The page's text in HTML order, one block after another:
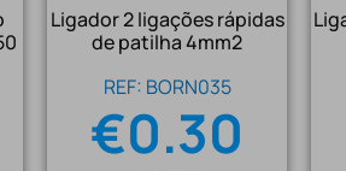
Ligador 2 ligações rápidas
de patilha 4mm2
REF: BORN035
€0.30